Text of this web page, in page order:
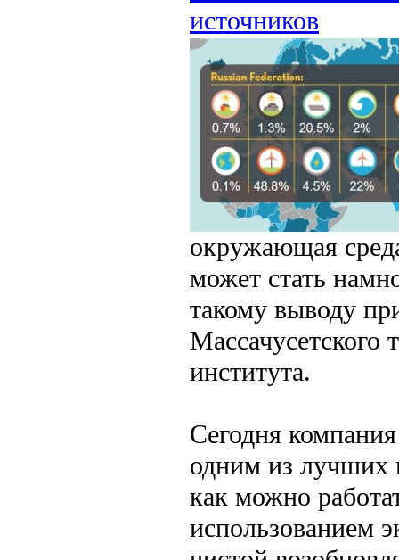
источников
окружающая
может стать
такому выводу
Массачусетского
института.
Сегодня
одним из лучших
как можно
использованием